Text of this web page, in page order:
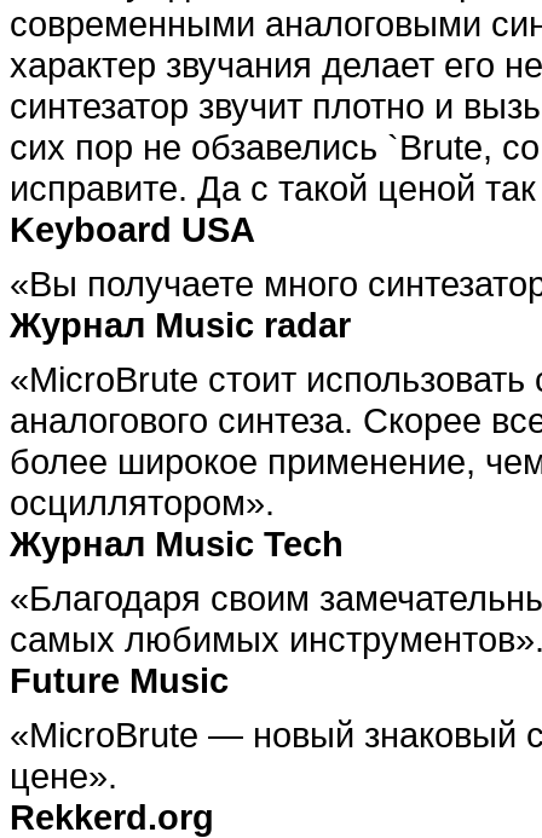
современными аналоговыми
характер звучания делает его
синтезатор звучит плотно и
сих пор не обзавелись `Brute,
исправите. Да с такой ценой
Keyboard USA
«Вы получаете много
Журнал Music radar
«MicroBrute стоит
аналогового синтеза. Скорее
более широкое применение,
осциллятором».
Журнал Music Tech
«Благодаря своим
самых любимых
Future Music
«MicroBrute — новый знаковый
цене».
Rekkerd.org